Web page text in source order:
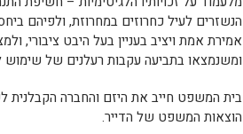
הנשזרים לעיל כחרוזים במחרוזת, ולפיהם
אמירת אמת ויציב בעניין בעל היבט ציבורי,
ומשנמצאו בתביעה עקבות רעלנים של
הוצאות המשפט של הדייר.